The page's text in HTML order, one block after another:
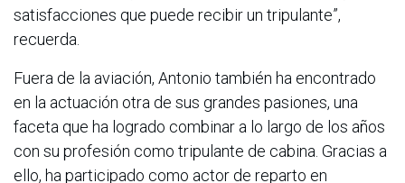
satisfacciones que puede recibir un tripulante”,
recuerda.
Fuera de la aviación, Antonio también ha encontrado
en la actuación otra de sus grandes pasiones, una
faceta que ha logrado combinar a lo largo de los años
con su profesión como tripulante de cabina. Gracias a
ello, ha participado como actor de reparto en